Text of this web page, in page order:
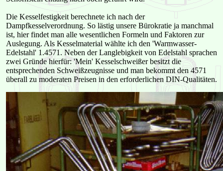
Die Kesselfestigkeit berechnete ich nach der
Dampfkesselverordnung. So lästig unsere Bürokratie ja manchmal
ist, hier findet man alle wesentlichen Formeln und Faktoren zur
Auslegung. Als Kesselmaterial wählte ich den 'Warmwasser-
Edelstahl' 1.4571. Neben der Langlebigkeit von Edelstahl sprachen
zwei Gründe hierfür: 'Mein' Kesselschweißer besitzt die
entsprechenden Schweißzeugnisse und man bekommt den 4571
überall zu moderaten Preisen in den erforderlichen DIN-Qualitäten.